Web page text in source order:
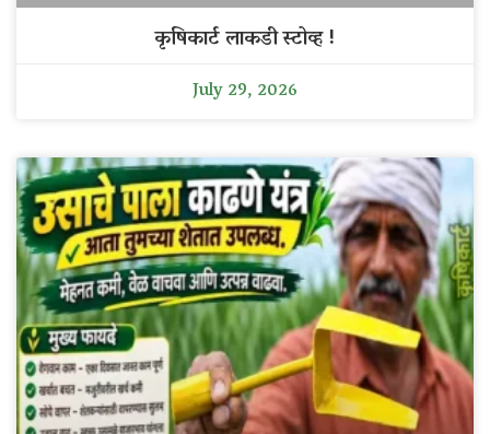
कृषिकार्ट लाकडी स्टोव्ह !
July 29, 2026